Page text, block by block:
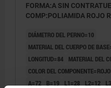
FORMA:A SIN
COMP:POLIAMIDA ROJO
DIÁMETRO DEL PERNO=10
MATERIAL DEL CUERPO DE
LONGITUD=84
MATERIAL DEL
COLOR DEL
A=72
B=19 L1=28 L2=12